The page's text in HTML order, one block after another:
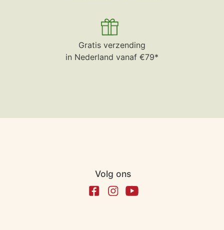
Gratis verzending
in Nederland vanaf €79*
Volg ons